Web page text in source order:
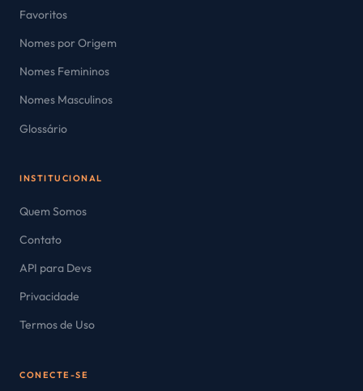
Favoritos
Nomes por Origem
Nomes Femininos
Nomes Masculinos
Glossário
INSTITUCIONAL
Quem Somos
Contato
API para Devs
Privacidade
Termos de Uso
CONECTE-SE